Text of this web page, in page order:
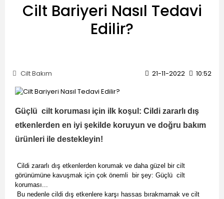
Cilt Bariyeri Nasıl Tedavi
Edilir?
Cilt Bakım 21-11-2022 10:52
Güçlü cilt koruması için ilk koşul: Cildi zararlı dış
etkenlerden en iyi şekilde koruyun ve doğru bakım
ürünleri ile destekleyin!
Cildi zararlı dış etkenlerden korumak ve daha güzel bir cilt
görünümüne kavuşmak için çok önemli bir şey: Güçlü cilt
koruması...
Bu nedenle cildi dış etkenlere karşı hassas bırakmamak ve cilt